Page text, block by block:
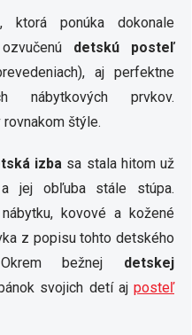
ponúka dokonale
detskú posteľ
aj perfektne
nábytkových prvkov.
štýle.
izba sa stala hitom už
jej obľuba stále stúpa.
kovové a kožené
z popisu tohto detského
bežnej detskej
svojich detí aj posteľ